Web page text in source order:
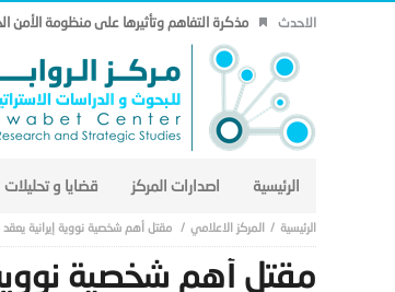
الاحدث مذكرة التفاهم وتأثيرها على منظومة الأمن
الرئيسية اصدارات المركز قضايا و تحليلات
المركز الاعلامي مقتل أهم شخصية نووية إيرانية
مقتل أهم شخصية